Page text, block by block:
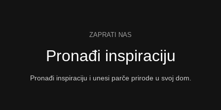
ZAPRATI NAS
Pronađi inspiraciju
Pronađi inspiraciju i unesi parče prirode u svoj dom.